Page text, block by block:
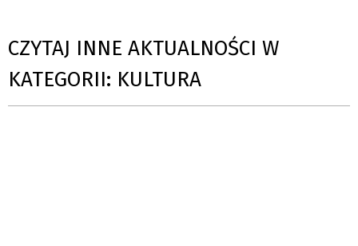
CZYTAJ INNE AKTUALNOŚCI W
KATEGORII: KULTURA